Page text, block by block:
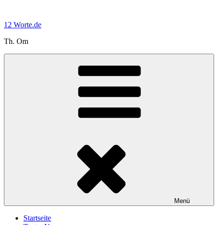
springen
12 Worte.de
Th. Om
Menü
Startseite